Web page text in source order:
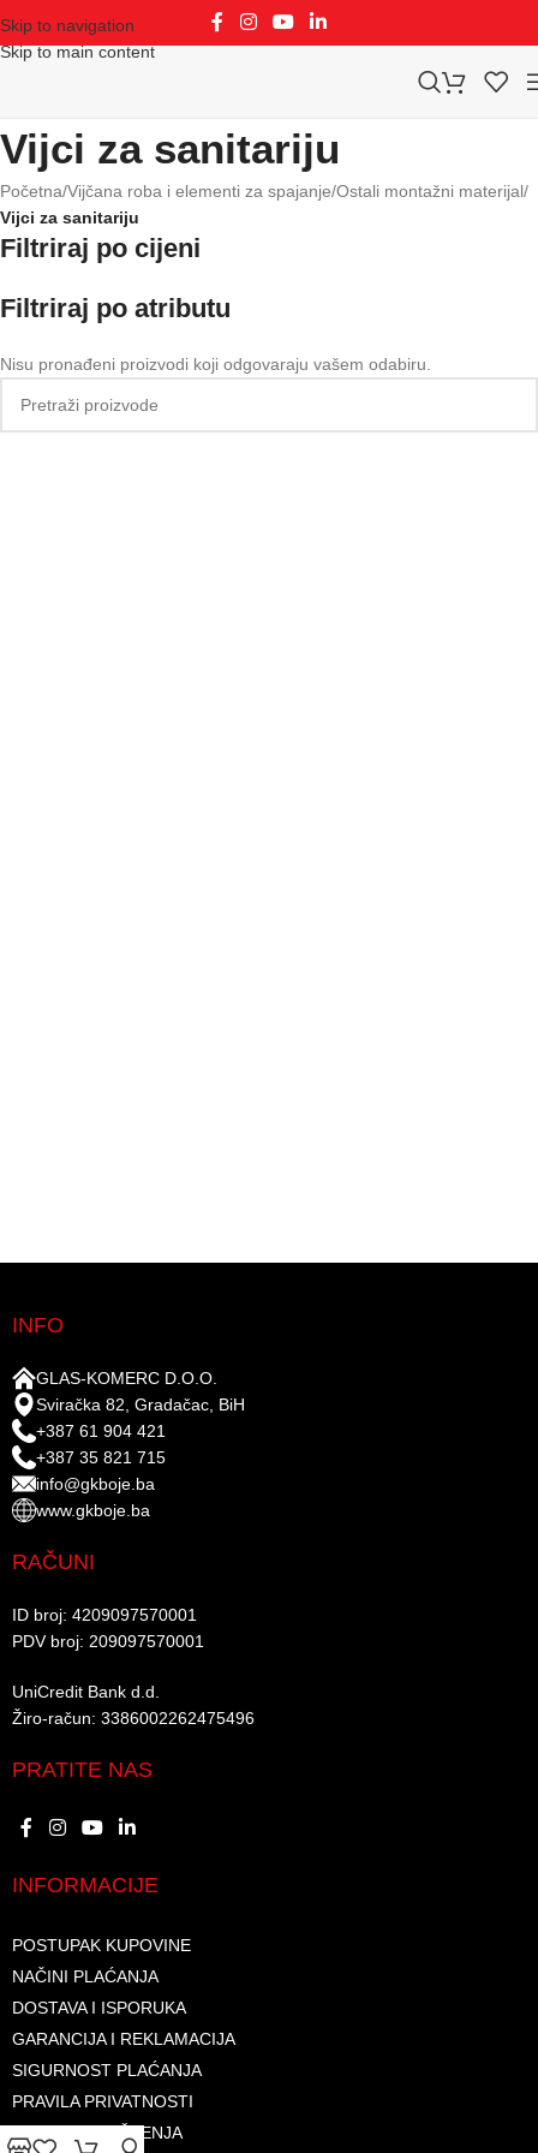
Skip to navigation
Skip to main content
Vijci za sanitariju
Početna/Vijčana roba i elementi za spajanje/Ostali montažni materijal/
Vijci za sanitariju
Filtriraj po cijeni
Filtriraj po atributu
Nisu pronađeni proizvodi koji odgovaraju vašem odabiru.
INFO
GLAS-KOMERC D.O.O.
Sviračka 82, Gradačac, BiH
+387 61 904 421
+387 35 821 715
info@gkboje.ba
www.gkboje.ba
RAČUNI
ID broj: 4209097570001​
PDV broj: 209097570001 ​
UniCredit Bank d.d.​
Žiro-račun: 3386002262475496​​
PRATITE NAS
INFORMACIJE
POSTUPAK KUPOVINE
NAČINI PLAĆANJA
DOSTAVA I ISPORUKA
GARANCIJA I REKLAMACIJA
SIGURNOST PLAĆANJA
PRAVILA PRIVATNOSTI
USLOVI KORIŠTENJA